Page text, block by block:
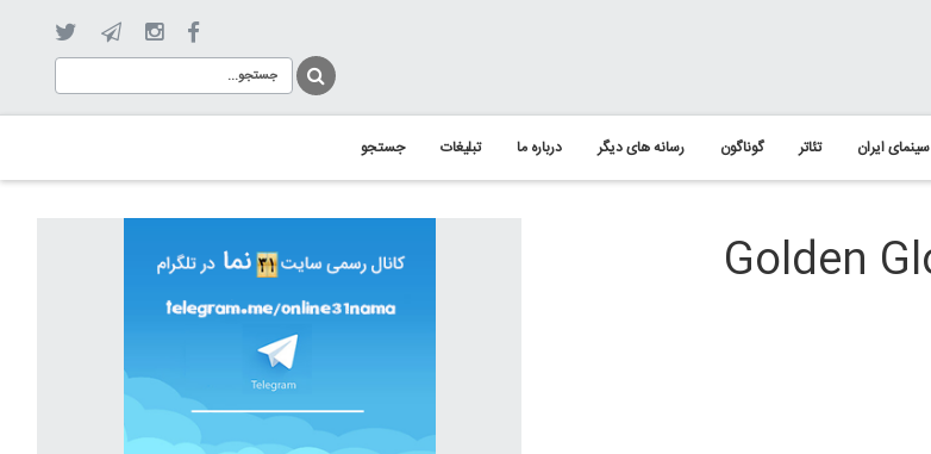
سینمای ایران تئاتر گوناگون رسانه های دیگر درباره ما تبلیغات جستجو